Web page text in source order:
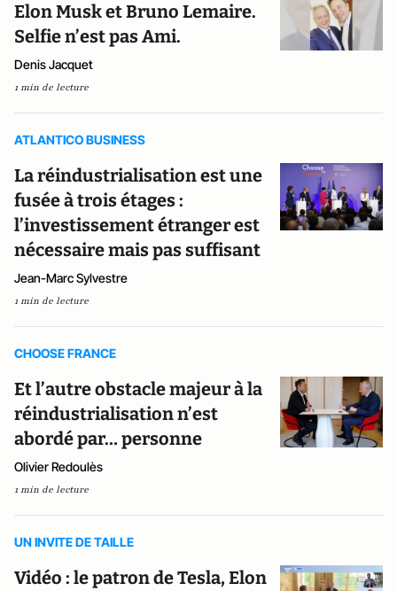
Elon Musk et Bruno Lemaire.
Selfie n’est pas Ami.
Denis Jacquet
1 min de lecture
ATLANTICO BUSINESS
La réindustrialisation est une
fusée à trois étages :
l’investissement étranger est
nécessaire mais pas suffisant
Jean-Marc Sylvestre
1 min de lecture
CHOOSE FRANCE
Et l’autre obstacle majeur à la
réindustrialisation n’est
abordé par… personne
Olivier Redoulès
1 min de lecture
UN INVITE DE TAILLE
Vidéo : le patron de Tesla, Elon